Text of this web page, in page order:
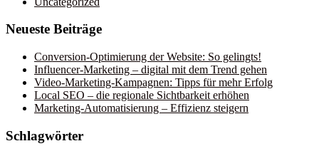
Neueste Beiträge
Conversion-Optimierung der Website: So gelingts!
Influencer-Marketing – digital mit dem Trend gehen
Video-Marketing-Kampagnen: Tipps für mehr Erfolg
Local SEO – die regionale Sichtbarkeit erhöhen
Marketing-Automatisierung – Effizienz steigern
Schlagwörter